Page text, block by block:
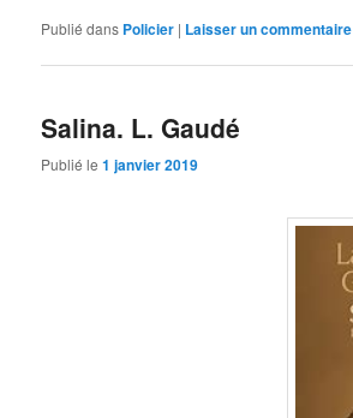
Publié dans Policier | Laisser un commentaire
Salina. L. Gaudé
Publié le1 janvier 2019